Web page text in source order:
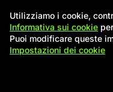
Utilizziamo i cookie,
Informativa sui cookie
Puoi modificare queste
Impostazioni dei cookie